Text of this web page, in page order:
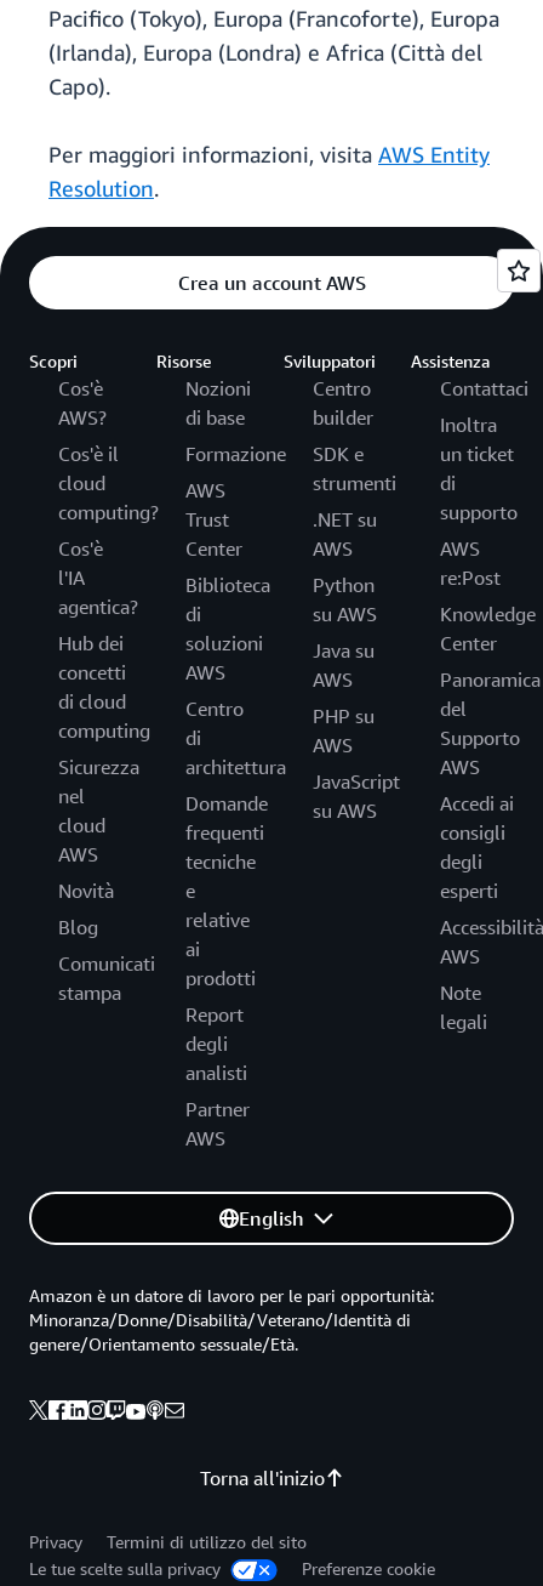
Pacifico (Tokyo), Europa (Francoforte), Europa
(Irlanda), Europa (Londra) e Africa (Città del
Capo).
Per maggiori informazioni, visita AWS Entity
Resolution.
Crea un account AWS
Scopri
Cos'è
AWS?
Cos'è il
cloud
computing?
Cos'è
l'IA
agentica?
Hub dei
concetti
di cloud
computing
Sicurezza
nel
cloud
AWS
Novità
Blog
Comunicati
stampa
Risorse
Nozioni
di base
Formazione
AWS
Trust
Center
Biblioteca
di
soluzioni
AWS
Centro
di
architettura
Domande
frequenti
tecniche
e
relative
ai
prodotti
Report
degli
analisti
Partner
AWS
Sviluppatori
Centro
builder
SDK e
strumenti
.NET su
AWS
Python
su AWS
Java su
AWS
PHP su
AWS
JavaScript
su AWS
Assistenza
Contattaci
Inoltra
un ticket
di
supporto
AWS
re:Post
Knowledge
Center
Panoramica
del
Supporto
AWS
Accedi ai
consigli
degli
esperti
Accessibilità
AWS
Note
legali
English
Torna all'inizio
Amazon è un datore di lavoro per le pari opportunità:
Minoranza/Donne/Disabilità/Veterano/Identità di
genere/Orientamento sessuale/Età.
Privacy
Termini di utilizzo del sito
Le tue scelte sulla privacy
Preferenze cookie